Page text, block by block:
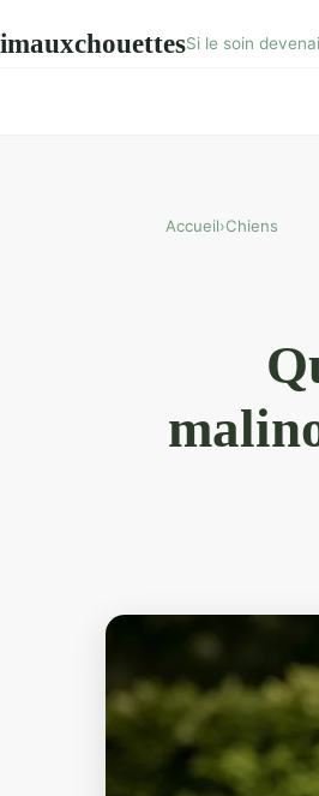
Si le soin
Accueil›Chiens